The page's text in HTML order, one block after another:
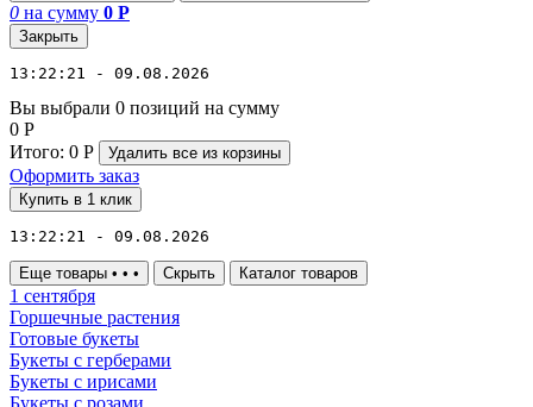
0 на сумму 0 Р
Закрыть
13:22:21 - 09.08.2026
Вы выбрали 0 позиций на сумму
0 Р
Итого: 0 Р Удалить все из корзины
Оформить заказ
Купить в 1 клик
13:22:21 - 09.08.2026
Еще товары • • • Скрыть Каталог товаров
1 сентября
Горшечные растения
Готовые букеты
Букеты с герберами
Букеты с ирисами
Букеты с розами